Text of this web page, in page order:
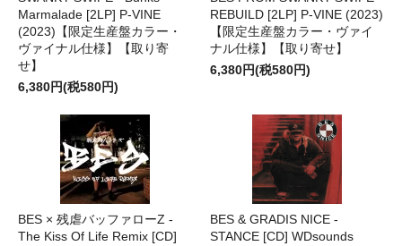
Marmalade [2LP] P-VINE
(2023)【限定生産盤カラー・
ヴァイナル仕様】【取り寄
せ】
6,380円(税580円)
REBUILD [2LP] P-VINE (2023)
【限定生産盤カラー・ヴァイ
ナル仕様】【取り寄せ】
6,380円(税580円)
BES × 残虐バッファローZ -
The Kiss Of Life Remix [CD]
BES & GRADIS NICE -
STANCE [CD] WDsounds